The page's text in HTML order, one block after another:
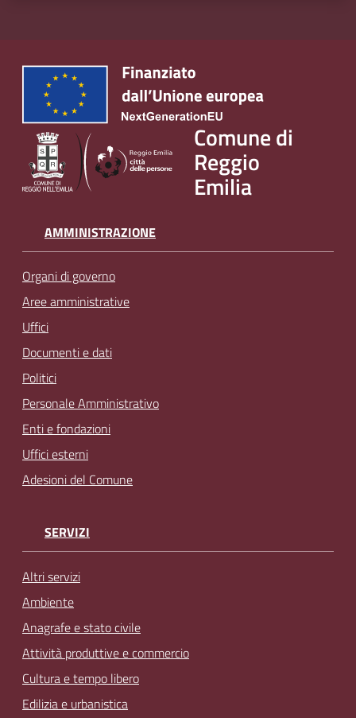
Comune di
Reggio
Emilia
AMMINISTRAZIONE
Organi di governo
Aree amministrative
Uffici
Documenti e dati
Politici
Personale Amministrativo
Enti e fondazioni
Uffici esterni
Adesioni del Comune
SERVIZI
Altri servizi
Ambiente
Anagrafe e stato civile
Attività produttive e commercio
Cultura e tempo libero
Edilizia e urbanistica